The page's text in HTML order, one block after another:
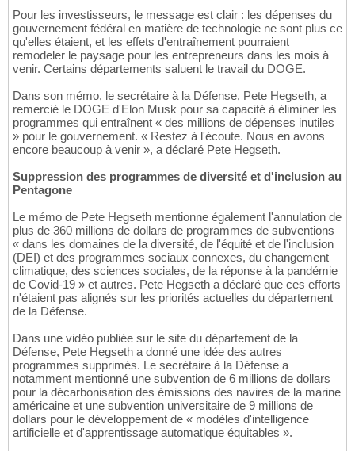
Pour les investisseurs, le message est clair : les dépenses du
gouvernement fédéral en matière de technologie ne sont plus ce
qu'elles étaient, et les effets d'entraînement pourraient
remodeler le paysage pour les entrepreneurs dans les mois à
venir. Certains départements saluent le travail du DOGE.
Dans son mémo, le secrétaire à la Défense, Pete Hegseth, a
remercié le DOGE d'Elon Musk pour sa capacité à éliminer les
programmes qui entraînent « des millions de dépenses inutiles
» pour le gouvernement. « Restez à l'écoute. Nous en avons
encore beaucoup à venir », a déclaré Pete Hegseth.
Suppression des programmes de diversité et d'inclusion au
Pentagone
Le mémo de Pete Hegseth mentionne également l'annulation de
plus de 360 millions de dollars de programmes de subventions
« dans les domaines de la diversité, de l'équité et de l'inclusion
(DEI) et des programmes sociaux connexes, du changement
climatique, des sciences sociales, de la réponse à la pandémie
de Covid-19 » et autres. Pete Hegseth a déclaré que ces efforts
n'étaient pas alignés sur les priorités actuelles du département
de la Défense.
Dans une vidéo publiée sur le site du département de la
Défense, Pete Hegseth a donné une idée des autres
programmes supprimés. Le secrétaire à la Défense a
notamment mentionné une subvention de 6 millions de dollars
pour la décarbonisation des émissions des navires de la marine
américaine et une subvention universitaire de 9 millions de
dollars pour le développement de « modèles d'intelligence
artificielle et d'apprentissage automatique équitables ».